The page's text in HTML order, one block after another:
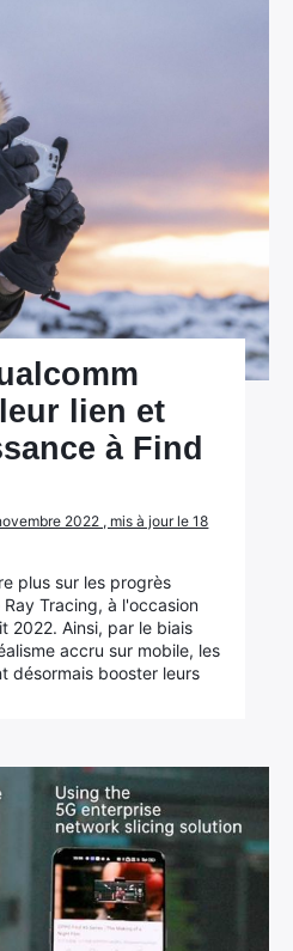
lien et
à Find
2022 , mis à jour le 18
plus sur les progrès
Tracing, à l'occasion
2022. Ainsi, par le biais
accru sur mobile, les
désormais booster leurs
×